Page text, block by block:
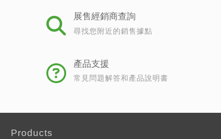
展售經銷商查詢
尋找您附近的銷售據點
產品支援
常見問題解答和產品說明書
Products